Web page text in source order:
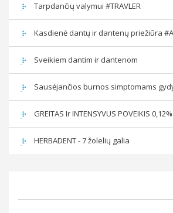
Tarpdančių valymui #TRAVLER
Kasdienė dantų ir dantenų priežiūra
Sveikiem dantim ir dantenom
Sausėjančios burnos simptomams
GREITAS Ir INTENSYVUS POVEIKIS 0,12%
HERBADENT - 7 žolelių galia